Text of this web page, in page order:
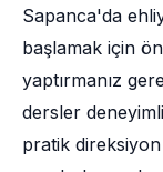
Sapanca'da
başlamak için
yaptırmanız
dersler
pratik